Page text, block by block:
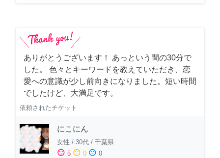
ありがとうございます！ あっという間の30分で
した。 色々とキーワードを教えていただき、恋
愛への意識が少し前向きになりました。短い時間
でしたけど、大満足です。
依頼されたチケット
にこにん
女性 / 30代 / 千葉県
sentiment_satisfied 5 sentiment_neutral 0 sentiment_dissatisfied 0